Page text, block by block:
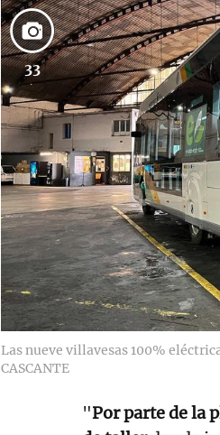
33
Las nueve villavesas 100%
CASCANTE
"Por parte de la